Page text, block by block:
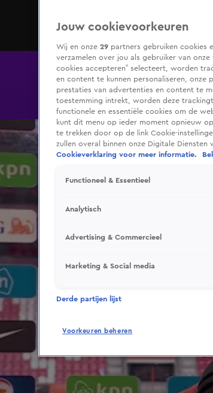
Jouw cookievoorkeuren
Wij en onze 29 partners gebruiken cookies
verzamelen over jou als gebruiker van
cookies accepteren” selecteert, worden
en content te kunnen personaliseren,
prestaties van advertenties en content te
toestemming intrekt, worden deze
functionele en essentiële cookies om de
kunt dit menu op ieder moment opnieuw
te trekken door op de link Cookie-
zullen overal binnen onze Digitale
Cookieverklaring voor meer informatie.
Functioneel & Essentieel
Analytisch
Advertising & Commercieel
Marketing & Social media
Derde partijen lijst
Voorkeuren beheren